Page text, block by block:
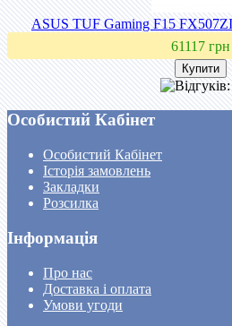
ASUS TUF Gaming F15
61117 грн
Особистий Кабінет
Особистий Кабінет
Історія замовлень
Закладки
Розсилка
Інформація
Про нас
Доставка і оплата
Умови угоди